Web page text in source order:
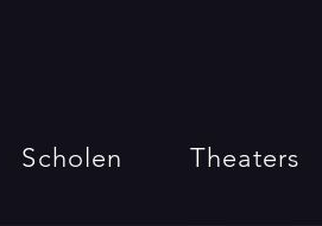
Scholen Theaters